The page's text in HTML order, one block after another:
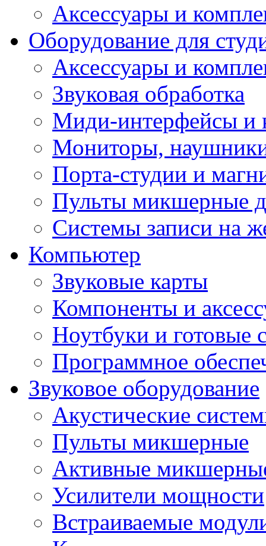
Аксессуары и
Оборудование для
Аксессуары и
Звуковая обработка
Миди-интерфейсы и
Мониторы,
Порта-студии и
Пульты микшерные
Системы записи на
Компьютер
Звуковые карты
Компоненты и
Ноутбуки и готовые
Программное
Звуковое оборудование
Акустические
Пульты микшерные
Активные
Усилители мощности
Встраиваемые